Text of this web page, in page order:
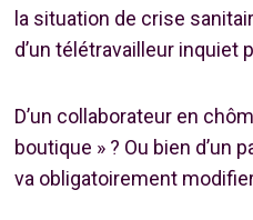
la situation de crise
d’un télétravailleur inquiet
D’un collaborateur en
boutique » ? Ou bien
va obligatoirement